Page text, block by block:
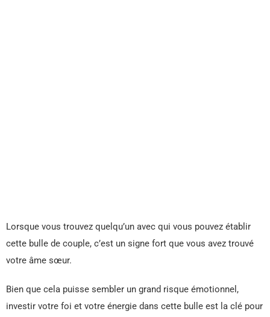
Lorsque vous trouvez quelqu’un avec qui vous pouvez établir
cette bulle de couple, c’est un signe fort que vous avez trouvé
votre âme sœur.
Bien que cela puisse sembler un grand risque émotionnel,
investir votre foi et votre énergie dans cette bulle est la clé pour